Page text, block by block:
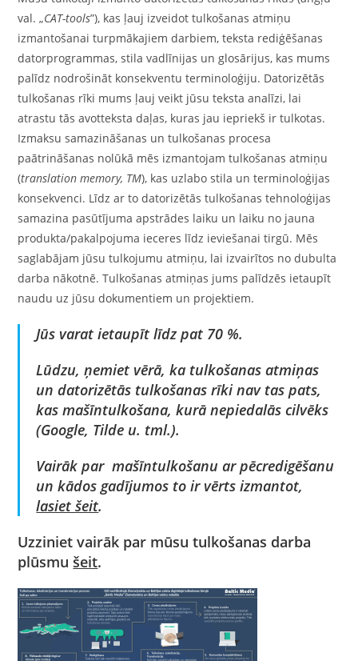
val. „CAT-tools”), kas ļauj izveidot tulkošanas atmiņu
izmantošanai turpmākajiem darbiem, teksta rediģēšanas
datorprogrammas, stila vadlīnijas un glosārijus, kas mums
palīdz nodrošināt konsekventu terminoloģiju. Datorizētās
tulkošanas rīki mums ļauj veikt jūsu teksta analīzi, lai
atrastu tās avotteksta daļas, kuras jau iepriekš ir tulkotas.
Izmaksu samazināšanas un tulkošanas procesa
paātrināšanas nolūkā mēs izmantojam tulkošanas atmiņu
(translation memory, TM), kas uzlabo stila un terminoloģijas
konsekvenci. Līdz ar to datorizētās tulkošanas tehnoloģijas
samazina pasūtījuma apstrādes laiku un laiku no jauna
produkta/pakalpojuma ieceres līdz ieviešanai tirgū. Mēs
saglabājam jūsu tulkojumu atmiņu, lai izvairītos no dubulta
darba nākotnē. Tulkošanas atmiņas jums palīdzēs ietaupīt
naudu uz jūsu dokumentiem un projektiem.
Jūs varat ietaupīt līdz pat 70 %.
Lūdzu, ņemiet vērā, ka tulkošanas atmiņas
un datorizētās tulkošanas rīki nav tas pats,
kas mašīntulkošana, kurā nepiedalās cilvēks
(Google, Tilde u. tml.).
Vairāk par mašīntulkošanu ar pēcredigēšanu
un kādos gadījumos to ir vērts izmantot,
lasiet šeit.
Uzziniet vairāk par mūsu tulkošanas darba
plūsmušeit.